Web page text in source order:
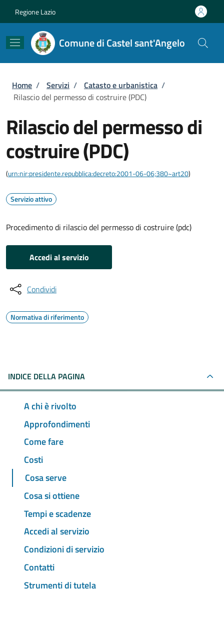
Regione Lazio
Comune di Castel sant'Angelo
Briciole di pane
Home / Servizi / Catasto e urbanistica /
Rilascio del permesso di costruire (PDC)
Rilascio del permesso di
costruire (PDC)
(urn:nir:presidente.repubblica:decreto:2001-06-06;380~art20)
Servizio attivo
Procedimento di rilascio del permesso di costruire (pdc)
Accedi al servizio
Condividi
Normativa di riferimento
INDICE DELLA PAGINA
A chi è rivolto
Approfondimenti
Come fare
Costi
Cosa serve
Cosa si ottiene
Tempi e scadenze
Accedi al servizio
Condizioni di servizio
Contatti
Strumenti di tutela